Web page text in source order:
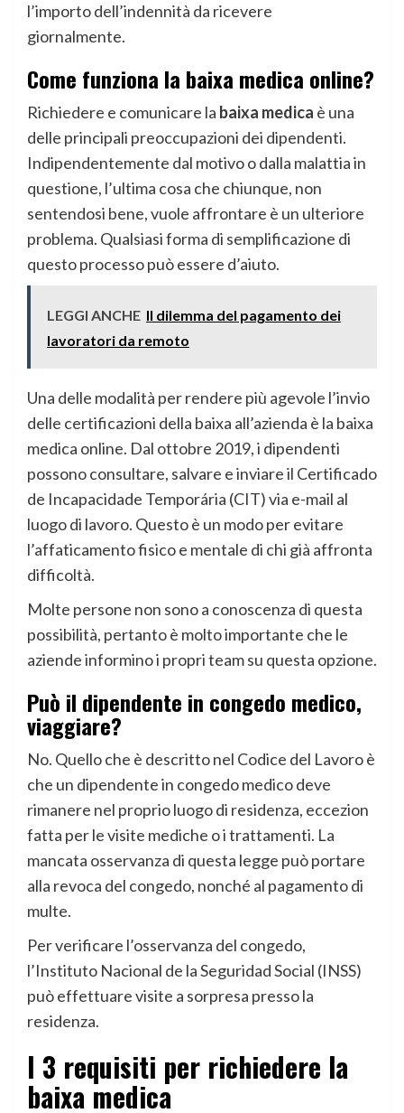
l’importo dell’indennità da ricevere
giornalmente.
Come funziona la baixa medica online?
Richiedere e comunicare la baixa medica è una
delle principali preoccupazioni dei dipendenti.
Indipendentemente dal motivo o dalla malattia in
questione, l’ultima cosa che chiunque, non
sentendosi bene, vuole affrontare è un ulteriore
problema. Qualsiasi forma di semplificazione di
questo processo può essere d’aiuto.
LEGGI ANCHE Il dilemma del pagamento dei
lavoratori da remoto
Una delle modalità per rendere più agevole l’invio
delle certificazioni della baixa all’azienda è la baixa
medica online. Dal ottobre 2019, i dipendenti
possono consultare, salvare e inviare il Certificado
de Incapacidade Temporária (CIT) via e-mail al
luogo di lavoro. Questo è un modo per evitare
l’affaticamento fisico e mentale di chi già affronta
difficoltà.
Molte persone non sono a conoscenza di questa
possibilità, pertanto è molto importante che le
aziende informino i propri team su questa opzione.
Può il dipendente in congedo medico,
viaggiare?
No. Quello che è descritto nel Codice del Lavoro è
che un dipendente in congedo medico deve
rimanere nel proprio luogo di residenza, eccezion
fatta per le visite mediche o i trattamenti. La
mancata osservanza di questa legge può portare
alla revoca del congedo, nonché al pagamento di
multe.
Per verificare l’osservanza del congedo,
l’Instituto Nacional de la Seguridad Social (INSS)
può effettuare visite a sorpresa presso la
residenza.
I 3 requisiti per richiedere la
baixa medica